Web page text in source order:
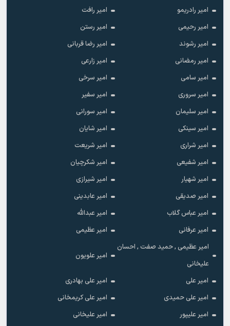
امیر رادریمو
امیر رافت
امیر رحیمی
امیر رستن
امیر رشوند
امیر رضا قربانی
امیر رمضانی
امیر زارعی
امیر سامی
امیر سرخی
امیر سروری
امیر سفیر
امیر سلیمان
امیر سورانی
امیر سینکی
امیر شایان
امیر شراری
امیر شریعت
امیر شفیعی
امیر شکرچیان
امیر شهیار
امیر شیرازی
امیر صدیقی
امیر عابدینی
امیر عباس گلاب
امیر عبدالله
امیر عرفانی
امیر عظیمی
امیر عظیمی , حمید صفت , احسان
علیخانی
امیر علویون
امیر علی
امیر علی بهادری
امیر علی حمیدی
امیر علی کریمخانی
امیر علیپور
امیر علیخانی